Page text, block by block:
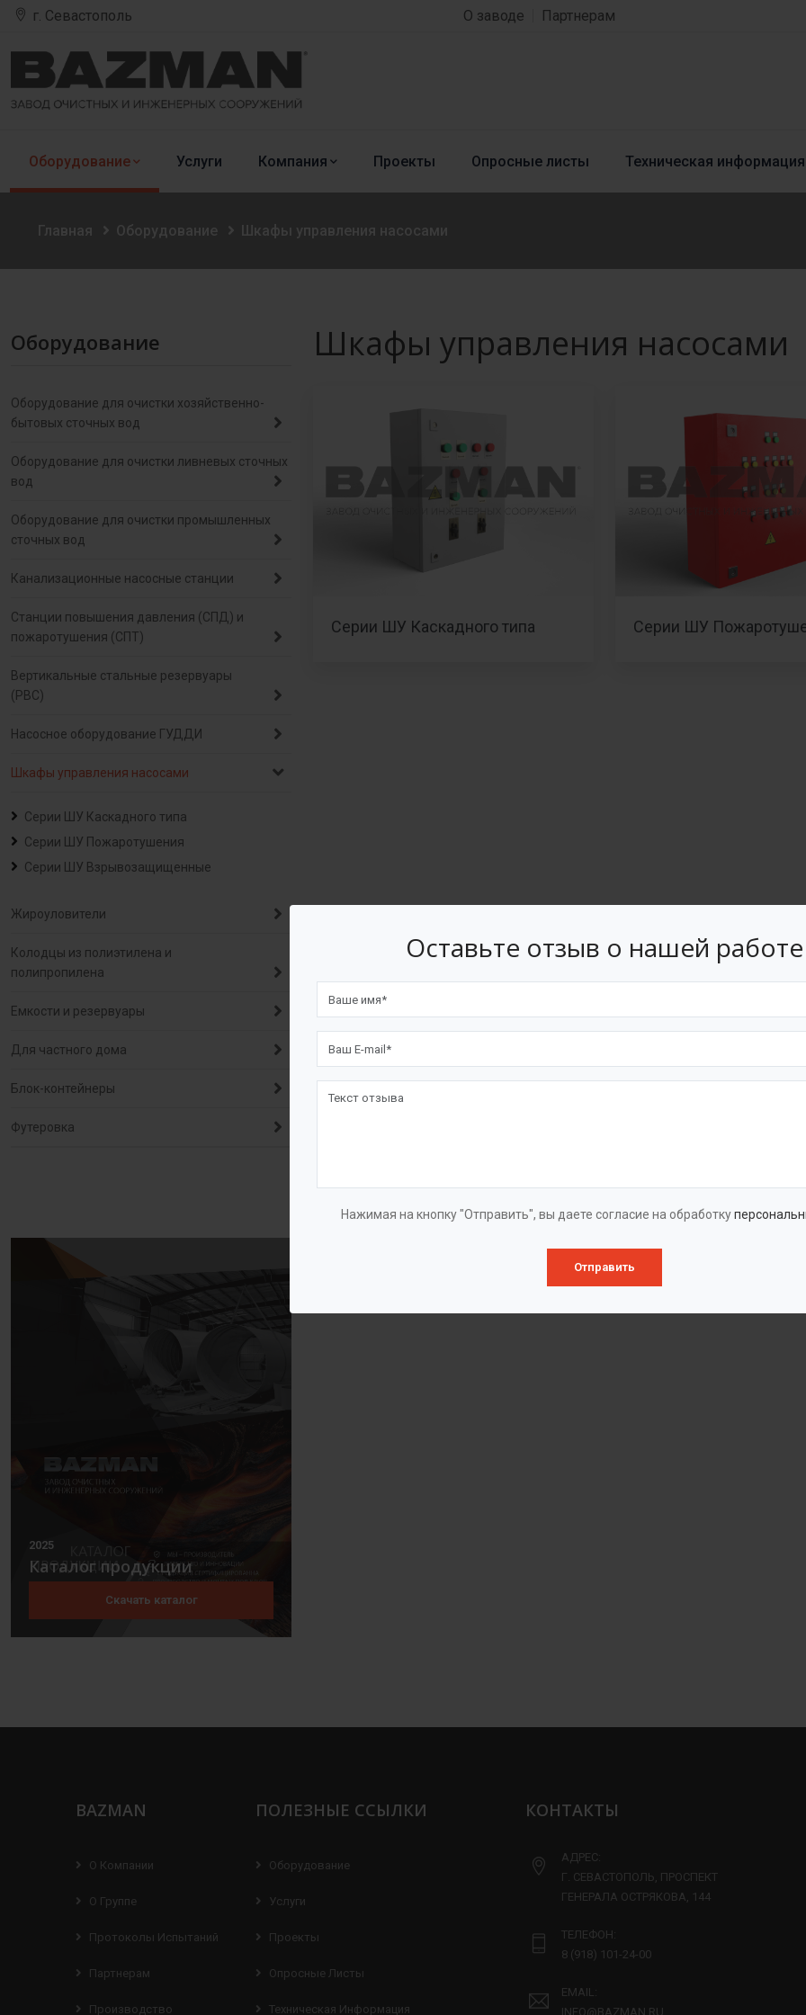
Оставьте отзыв о нашей работе
Нажимая на кнопку "Отправить", вы даете согласие на обработку
Отправить
г. Севастополь О заводе Партнерам
Оборудование Услуги Компания Проекты Опросные листы Техническая информация
Главная Оборудование Шкафы управления насосами
Оборудование
Оборудование для очистки хозяйственно-
бытовых сточных вод
Оборудование для очистки ливневых сточных
вод
Оборудование для очистки промышленных
сточных вод
Канализационные насосные станции
Станции повышения давления (СПД) и
пожаротушения (СПТ)
Вертикальные стальные резервуары
(РВС)
Насосное оборудование ГУДДИ
Шкафы управления насосами
Серии ШУ Каскадного типа
Серии ШУ Пожаротушения
Серии ШУ Взрывозащищенные
Жироуловители
Колодцы из полиэтилена и
полипропилена
Емкости и резервуары
Для частного дома
Блок-контейнеры
Футеровка
2025
Каталог продукции
Скачать каталог
Шкафы управления насосами
Серии ШУ Каскадного типа Серии ШУ
BAZMAN
О Компании
О Группе
Протоколы Испытаний
Партнерам
Производство
ПОЛЕЗНЫЕ ССЫЛКИ
Оборудование
Услуги
Проекты
Опросные Листы
Техническая Информация
КОНТАКТЫ
АДРЕС:
Г. СЕВАСТОПОЛЬ, ПРОСПЕКТ
ГЕНЕРАЛА ОСТРЯКОВА, 144
ТЕЛЕФОН:
8 (918) 101-24-00
EMAIL:
INFO@BAZMAN.RU